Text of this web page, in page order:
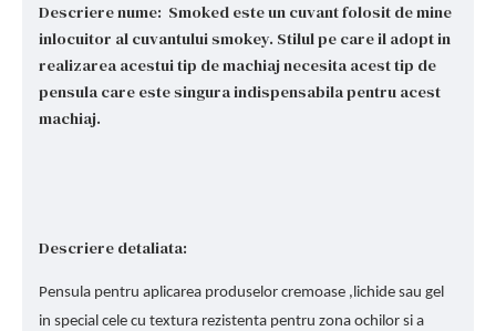
Descriere nume: Smoked este un cuvant folosit de mine
inlocuitor al cuvantului smokey. Stilul pe care il adopt in
realizarea acestui tip de machiaj necesita acest tip de
pensula care este singura indispensabila pentru acest
machiaj.
Descriere detaliata:
Pensula pentru aplicarea produselor cremoase ,lichide sau gel
in special cele cu textura rezistenta pentru zona ochilor si a